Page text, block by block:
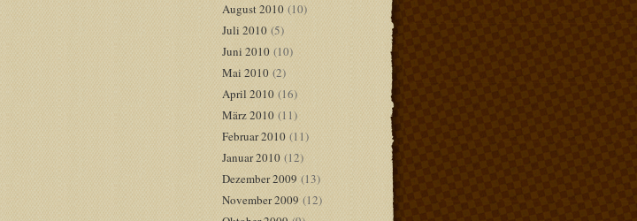
August 2010(10)
Juli 2010(5)
Juni 2010(10)
Mai 2010(2)
April 2010(16)
März 2010(11)
Februar 2010(11)
Januar 2010(12)
Dezember 2009 (13)
November 2009(12)